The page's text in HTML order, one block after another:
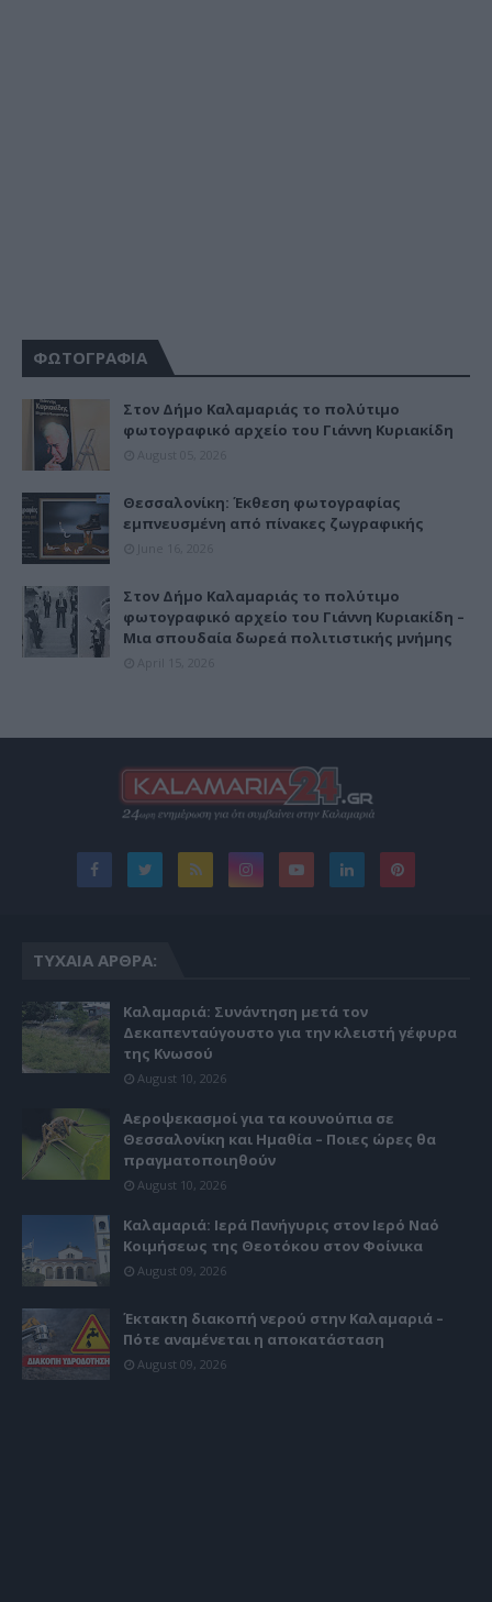
ΦΩΤΟΓΡΑΦΙΑ
Στον Δήμο Καλαμαριάς το πολύτιμο
φωτογραφικό αρχείο του Γιάννη Κυριακίδη
Θεσσαλονίκη: Έκθεση φωτογραφίας
εμπνευσμένη από πίνακες ζωγραφικής
Στον Δήμο Καλαμαριάς το πολύτιμο
φωτογραφικό αρχείο του Γιάννη Κυριακίδη –
Μια σπουδαία δωρεά πολιτιστικής μνήμης
ΤΥΧΑΊΑ ΆΡΘΡΑ:
Καλαμαριά: Συνάντηση μετά τον
Δεκαπενταύγουστο για την κλειστή γέφυρα
της Κνωσού
August 10, 2026
Αεροψεκασμοί για τα κουνούπια σε
Θεσσαλονίκη και Ημαθία – Ποιες ώρες θα
πραγματοποιηθούν
August 10, 2026
Καλαμαριά: Ιερά Πανήγυρις στον Ιερό Ναό
Κοιμήσεως της Θεοτόκου στον Φοίνικα
August 09, 2026
Έκτακτη διακοπή νερού στην Καλαμαριά –
Πότε αναμένεται η αποκατάσταση
August 09, 2026